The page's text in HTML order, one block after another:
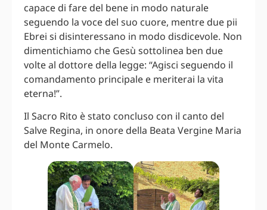
capace di fare del bene in modo naturale
seguendo la voce del suo cuore, mentre due pii
Ebrei si disinteressano in modo disdicevole. Non
dimentichiamo che Gesù sottolinea ben due
volte al dottore della legge: “Agisci seguendo il
comandamento principale e meriterai la vita
eterna!”.
Il Sacro Rito è stato concluso con il canto del
Salve Regina, in onore della Beata Vergine Maria
del Monte Carmelo.